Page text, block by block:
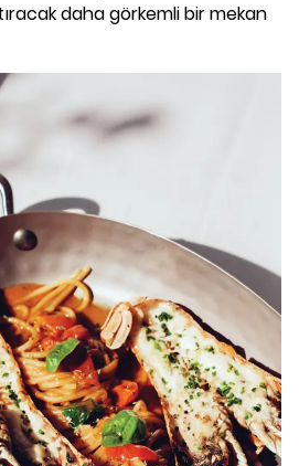
daha görkemli bir mekan